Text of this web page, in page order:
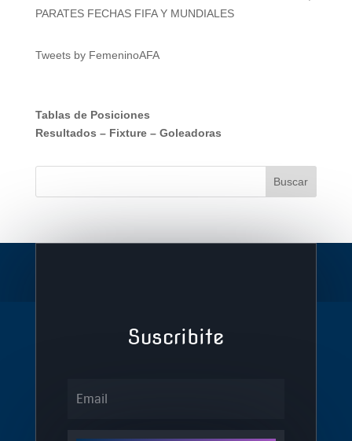
PARATES FECHAS FIFA Y MUNDIALES
Tweets by FemeninoAFA
Tablas de Posiciones
Resultados – Fixture– Goleadoras
Suscribite